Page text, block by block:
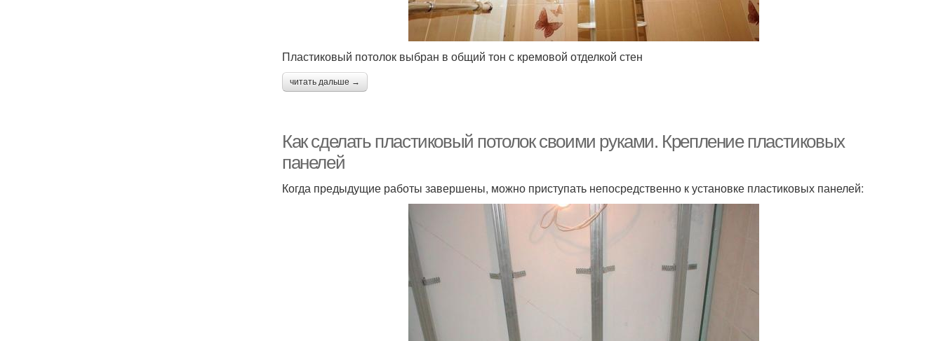
Пластиковый потолок выбран в общий тон с кремовой отделкой стен
читать дальше →
Как сделать пластиковый потолок своими руками. Крепление пластиковых
панелей
Когда предыдущие работы завершены, можно приступать непосредственно к установке пластиковых панелей: